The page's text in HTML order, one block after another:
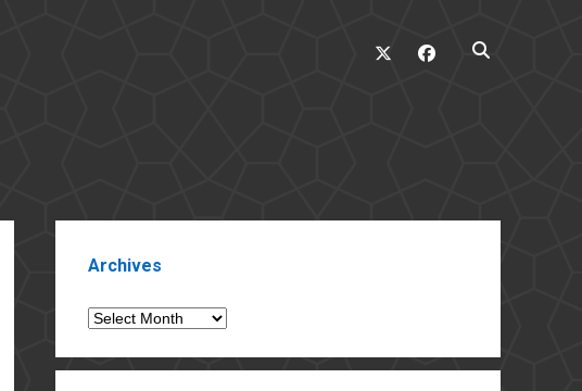
twitter facebook
Archives
Archives